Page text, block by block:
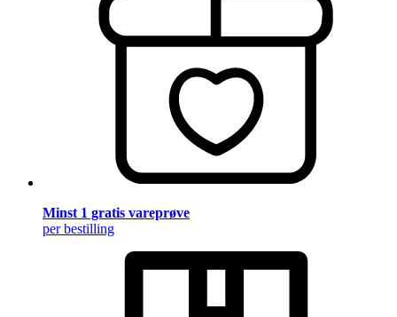
Minst 1 gratis vareprøve
per bestilling